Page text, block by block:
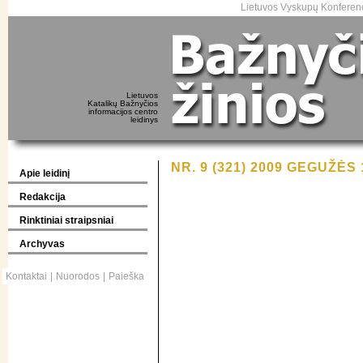
Lietuvos Vyskupų
Lietuvos
Katalikų Bažnyčios
informacijos centro
leidinys
Apie leidinį
Redakcija
Rinktiniai straipsniai
Archyvas
Kontaktai Nuorodos Paieška
NR. 9 (321) 2009 GEGUŽĖS